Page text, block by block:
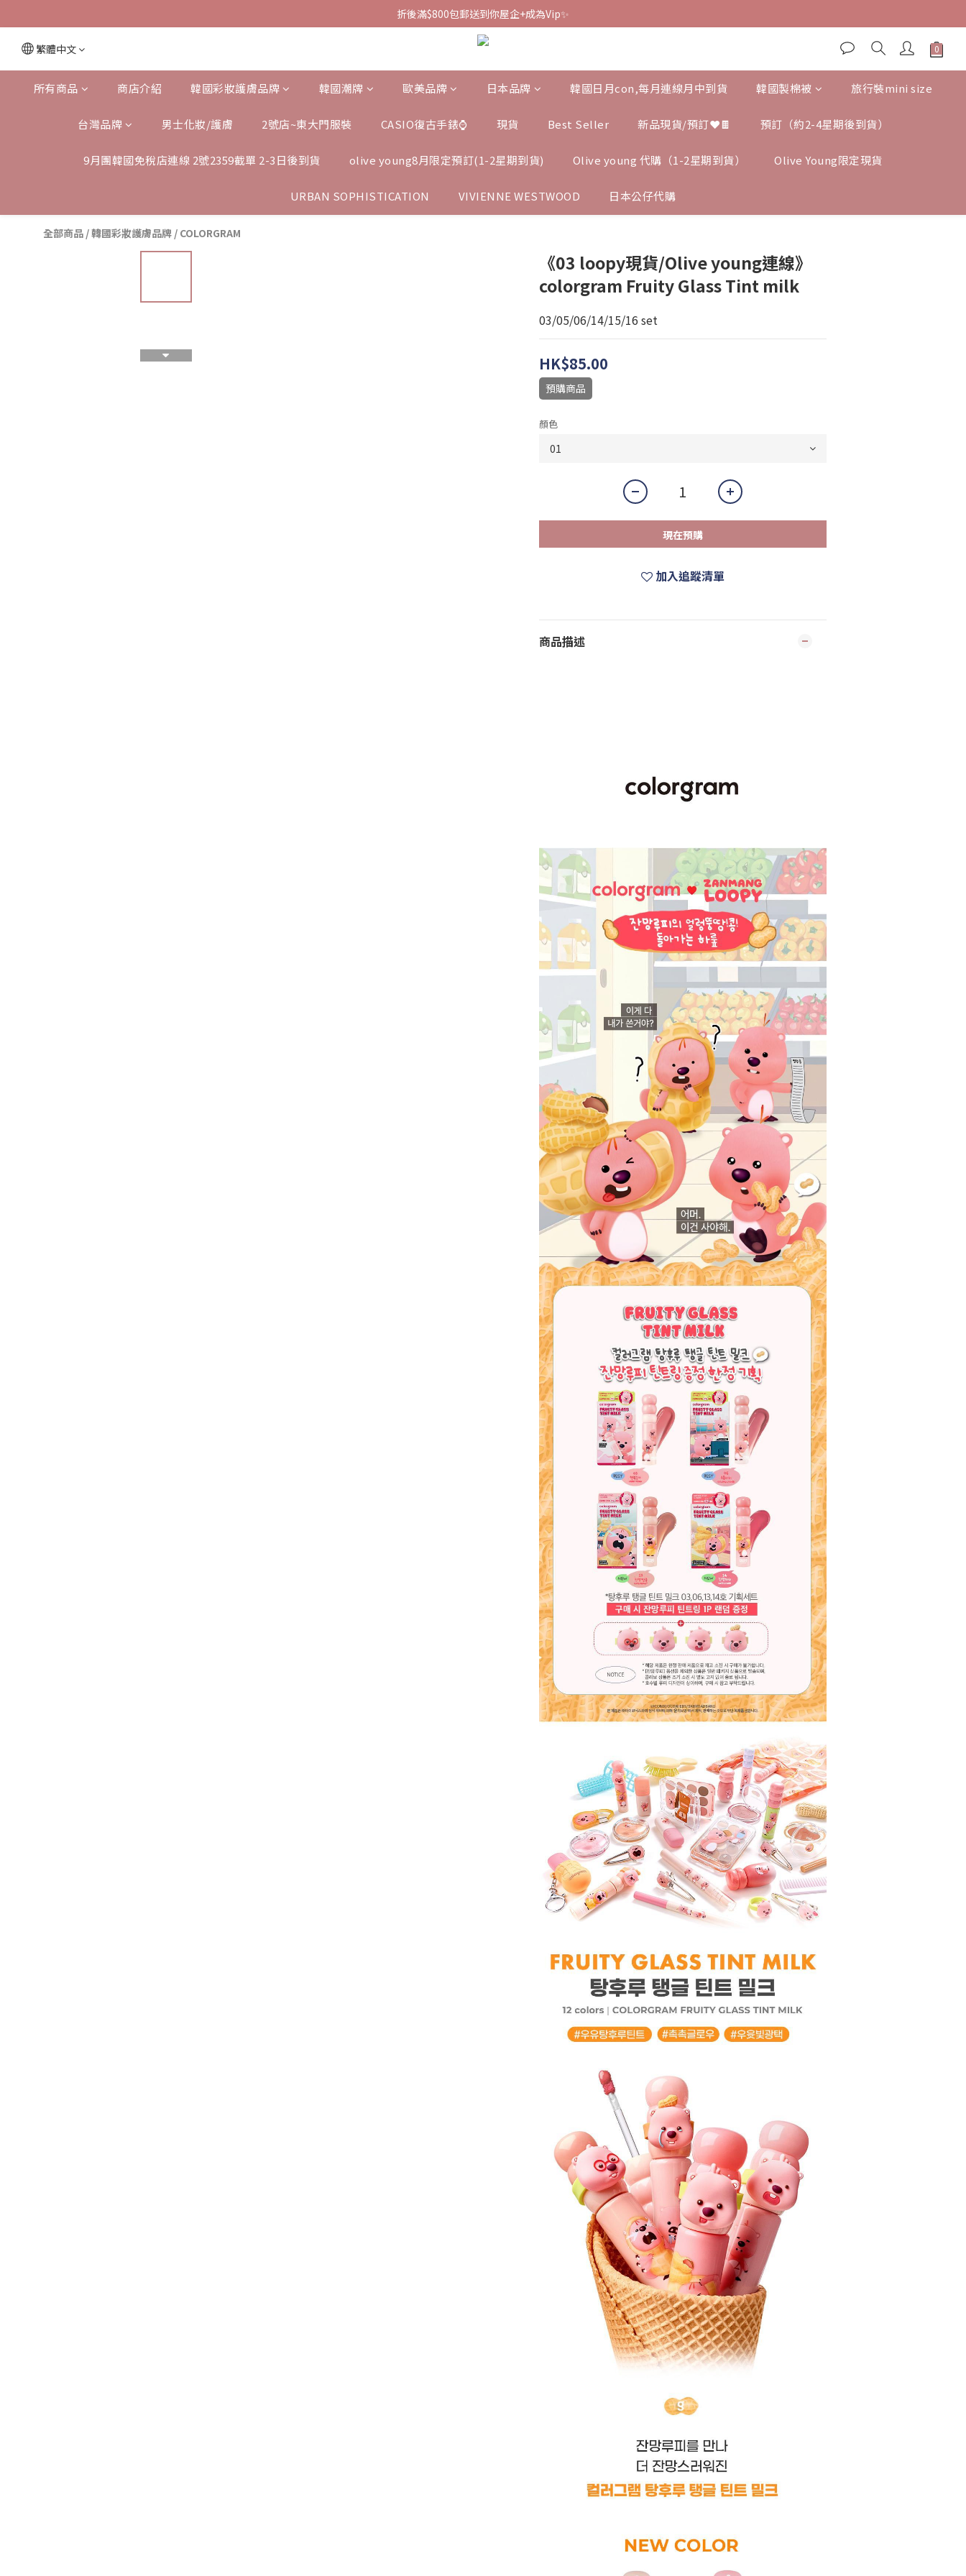
折後滿$800包郵送到你屋企+成為Vip✨
繁體中文
所有商品 商店介紹 韓國彩妝護膚品牌 韓國潮牌 歐美品牌 日本品牌 韓國日月con,每月連線月中到貨 韓國製棉被 旅行裝mini size
台灣品牌 男士化妝/護膚 2號店~東大門服裝 CASIO復古手錶⌚️ 現貨 Best Seller 新品現貨/預訂❤️🍫 預訂（約2-4星期後到貨）
9月團韓國免稅店連線 2號2359截單 2-3日後到貨 olive young8月限定預訂(1-2星期到貨) Olive young 代購（1-2星期到貨） Olive Young限定現貨
URBAN SOPHISTICATION VIVIENNE WESTWOOD 日本公仔代購
全部商品 /韓國彩妝護膚品牌 / COLORGRAM
《03 loopy現貨/Olive young連線》
colorgram Fruity Glass Tint milk
03/05/06/14/15/16 set
HK$85.00
預購商品
顏色
現在預購
加入追蹤清單
商品描述